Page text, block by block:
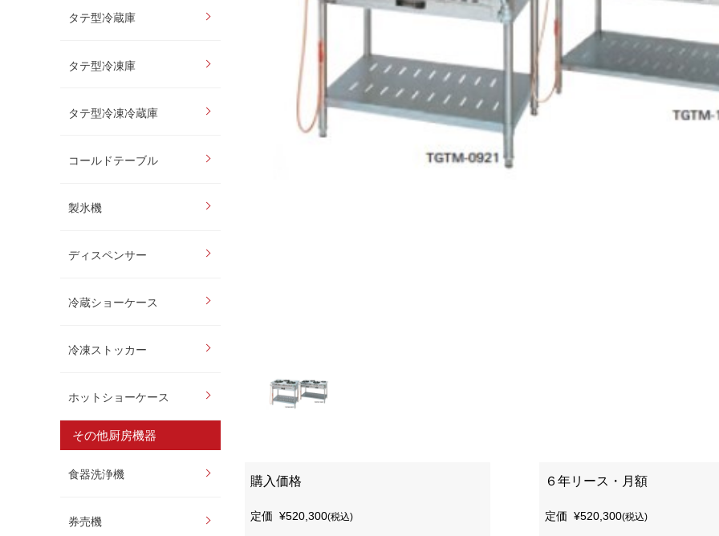
タテ型冷蔵庫
タテ型冷凍庫
タテ型冷凍冷蔵庫
コールドテーブル
製氷機
ディスペンサー
冷蔵ショーケース
冷凍ストッカー
ホットショーケース
その他厨房機器
食器洗浄機
券売機
購入価格
定価 ¥520,300(税込)
６年リース・月額
定価 ¥520,300(税込)